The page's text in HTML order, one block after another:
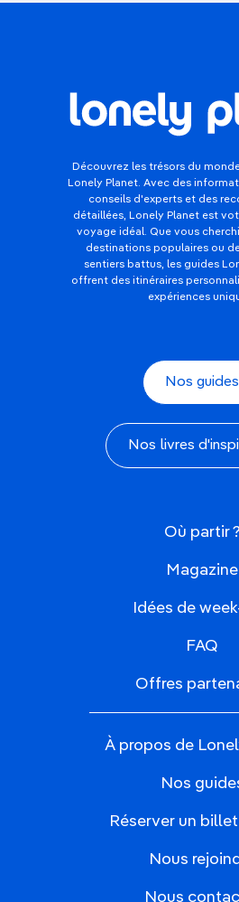
Découvrez les trésors du
Lonely Planet. Avec des
conseils d'experts et des
détaillées, Lonely Planet est
voyage idéal. Que vous
destinations populaires ou
sentiers battus, les guides
offrent des itinéraires
expériences
Nos guides
Nos livres
Où partir ?
Magazine
Idées de
FAQ
Offres
À propos de
Nos
Réserver un
Nous
Nous